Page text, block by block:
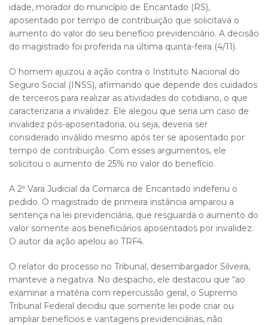
idade, morador do município de Encantado (RS),
aposentado por tempo de contribuição que solicitava o
aumento do valor do seu benefício previdenciário. A decisão
do magistrado foi proferida na última quinta-feira (4/11).
O homem ajuizou a ação contra o Instituto Nacional do
Seguro Social (INSS), afirmando que depende dos cuidados
de terceiros para realizar as atividades do cotidiano, o que
caracterizaria a invalidez. Ele alegou que seria um caso de
invalidez pós-aposentadoria, ou seja, deveria ser
considerado inválido mesmo após ter se aposentado por
tempo de contribuição. Com esses argumentos, ele
solicitou o aumento de 25% no valor do benefício.
A 2ª Vara Judicial da Comarca de Encantado indeferiu o
pedido. O magistrado de primeira instância amparou a
sentença na lei previdenciária, que resguarda o aumento do
valor somente aos beneficiários aposentados por invalidez.
O autor da ação apelou ao TRF4.
O relator do processo no Tribunal, desembargador Silveira,
manteve a negativa. No despacho, ele destacou que “ao
examinar a matéria com repercussão geral, o Supremo
Tribunal Federal decidiu que somente lei pode criar ou
ampliar benefícios e vantagens previdenciárias, não